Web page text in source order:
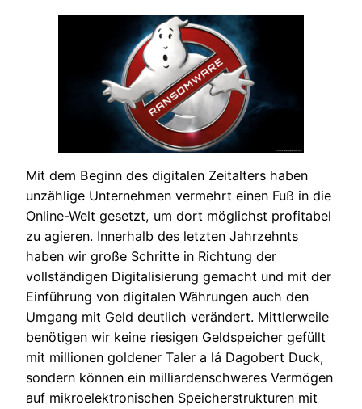
Mit dem Beginn des digitalen Zeitalters haben
unzählige Unternehmen vermehrt einen Fuß in die
Online-Welt gesetzt, um dort möglichst profitabel
zu agieren. Innerhalb des letzten Jahrzehnts
haben wir große Schritte in Richtung der
vollständigen Digitalisierung gemacht und mit der
Einführung von digitalen Währungen auch den
Umgang mit Geld deutlich verändert. Mittlerweile
benötigen wir keine riesigen Geldspeicher gefüllt
mit millionen goldener Taler a lá Dagobert Duck,
sondern können ein milliardenschweres Vermögen
auf mikroelektronischen Speicherstrukturen mit